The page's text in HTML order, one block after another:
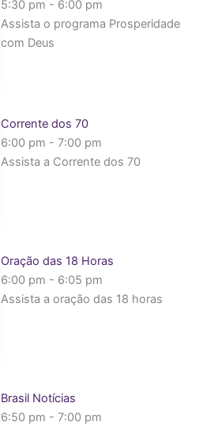
5:30 pm - 6:00 pm
Assista o programa Prosperidade
com Deus
Corrente dos 70
6:00 pm - 7:00 pm
Assista a Corrente dos 70
Oração das 18 Horas
6:00 pm - 6:05 pm
Assista a oração das 18 horas
Brasil Notícias
6:50 pm - 7:00 pm